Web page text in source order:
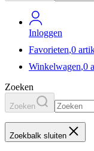
Inloggen
Favorieten,0
Winkelwagen,0
Zoeken
Zoeken
Zoekbalk sluiten